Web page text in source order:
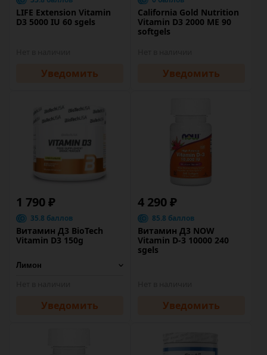
LIFE Extension Vitamin
D3 5000 IU 60 sgels
Уведомить
California Gold Nutrition
Vitamin D3 2000 МЕ 90
softgels
Уведомить
1 790 ₽
35.8 баллов
Витамин Д3 BioTech
Vitamin D3 150g
Уведомить
4 290 ₽
85.8 баллов
Витамин Д3 NOW
Vitamin D-3 10000 240
sgels
Уведомить